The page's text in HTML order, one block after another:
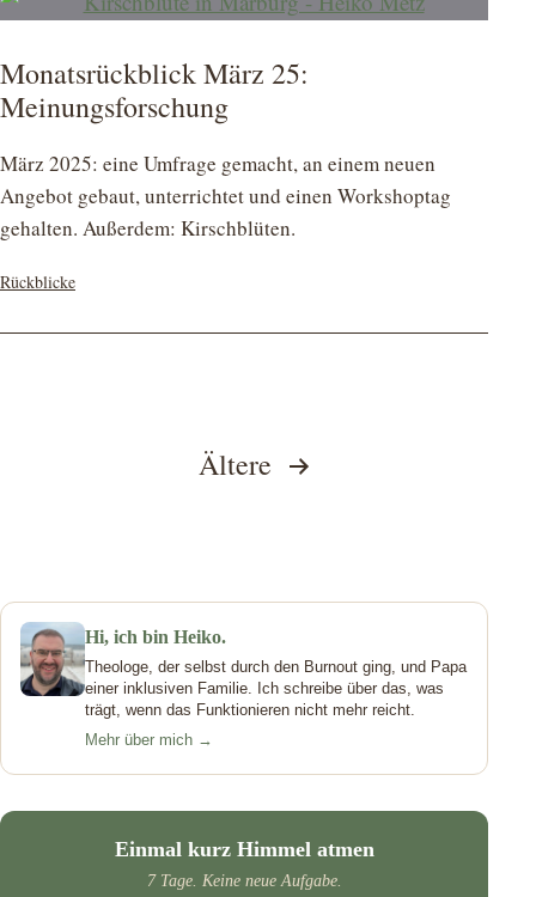
Monatsrückblick März 25:
Meinungsforschung
März 2025: eine Umfrage gemacht, an einem neuen
Angebot gebaut, unterrichtet und einen Workshoptag
gehalten. Außerdem: Kirschblüten.
Kategorisiert
Rückblicke
Seitennummerierung
Ältere
Hi, ich bin Heiko.
Theologe, der selbst durch den Burnout ging, und Papa
einer inklusiven Familie. Ich schreibe über das, was
trägt, wenn das Funktionieren nicht mehr reicht.
Mehr über mich →
Einmal kurz Himmel atmen
7 Tage. Keine neue Aufgabe.